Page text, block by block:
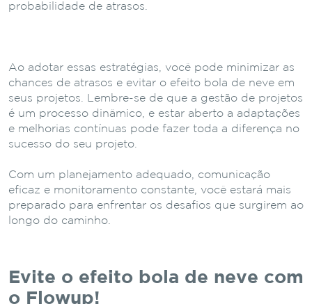
probabilidade de atrasos.
Ao adotar essas estratégias, você pode minimizar as
chances de atrasos e evitar o efeito bola de neve em
seus projetos. Lembre-se de que a gestão de projetos
é um processo dinâmico, e estar aberto a adaptações
e melhorias contínuas pode fazer toda a diferença no
sucesso do seu projeto.
Com um planejamento adequado, comunicação
eficaz e monitoramento constante, você estará mais
preparado para enfrentar os desafios que surgirem ao
longo do caminho.
Evite o efeito bola de neve com
o Flowup!